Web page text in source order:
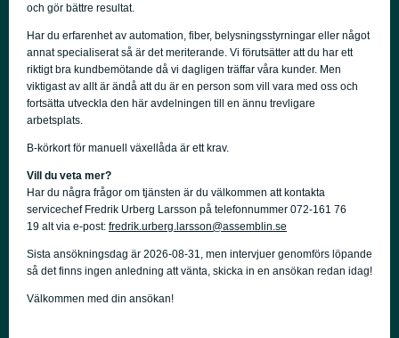
och gör bättre resultat.
Har du erfarenhet av automation, fiber, belysningsstyrningar eller något
annat specialiserat så är det meriterande. Vi förutsätter att du har ett
riktigt bra kundbemötande då vi dagligen träffar våra kunder. Men
viktigast av allt är ändå att du är en person som vill vara med oss och
fortsätta utveckla den här avdelningen till en ännu trevligare
arbetsplats.
B-körkort för manuell växellåda är ett krav.
Vill du veta mer?
Har du några frågor om tjänsten är du välkommen att kontakta
servicechef Fredrik Urberg Larsson på telefonnummer 072-161 76
19 alt via e-post: fredrik.urberg.larsson@assemblin.se
Sista ansökningsdag är 2026-08-31, men intervjuer genomförs löpande
så det finns ingen anledning att vänta, skicka in en ansökan redan idag!
Välkommen med din ansökan!